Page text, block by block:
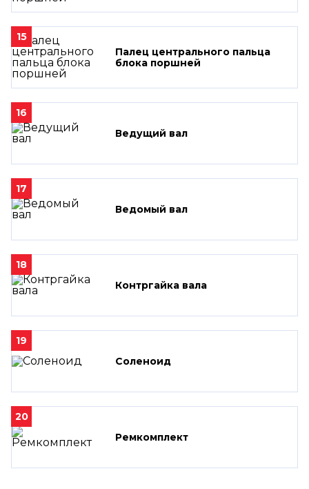
15
Палец центрального пальца
блока поршней
16
Ведущий вал
17
Ведомый вал
18
Контргайка вала
19
Соленоид
20
Ремкомплект